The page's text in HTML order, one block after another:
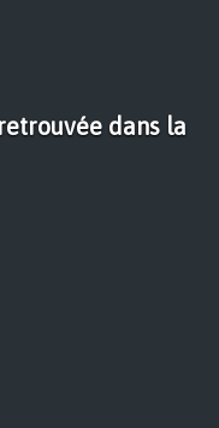
dans la